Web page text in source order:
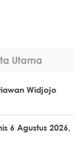
Utama
Widjojo
6 Agustus 2026,